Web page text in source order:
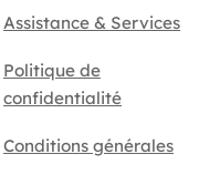
Assistance & Services
Politique de
confidentialité
Conditions générales